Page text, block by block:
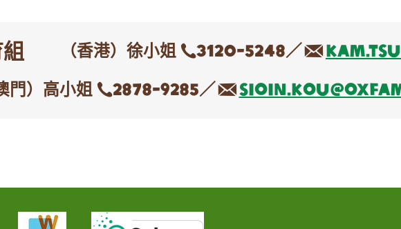
（香港）徐小姐 3120-5248／
門）高小姐
2878-9285／